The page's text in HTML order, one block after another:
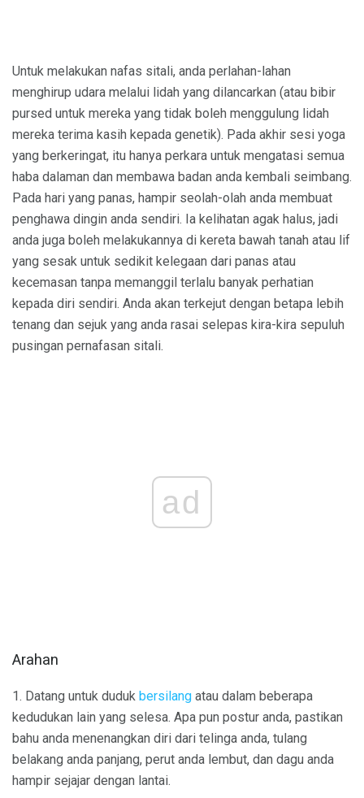
Untuk melakukan nafas sitali, anda perlahan-lahan
menghirup udara melalui lidah yang dilancarkan (atau bibir
pursed untuk mereka yang tidak boleh menggulung lidah
mereka terima kasih kepada genetik). Pada akhir sesi yoga
yang berkeringat, itu hanya perkara untuk mengatasi semua
haba dalaman dan membawa badan anda kembali seimbang.
Pada hari yang panas, hampir seolah-olah anda membuat
penghawa dingin anda sendiri. Ia kelihatan agak halus, jadi
anda juga boleh melakukannya di kereta bawah tanah atau lif
yang sesak untuk sedikit kelegaan dari panas atau
kecemasan tanpa memanggil terlalu banyak perhatian
kepada diri sendiri. Anda akan terkejut dengan betapa lebih
tenang dan sejuk yang anda rasai selepas kira-kira sepuluh
pusingan pernafasan sitali.
ad
Arahan
1. Datang untuk duduk bersilang atau dalam beberapa
kedudukan lain yang selesa. Apa pun postur anda, pastikan
bahu anda menenangkan diri dari telinga anda, tulang
belakang anda panjang, perut anda lembut, dan dagu anda
hampir sejajar dengan lantai.